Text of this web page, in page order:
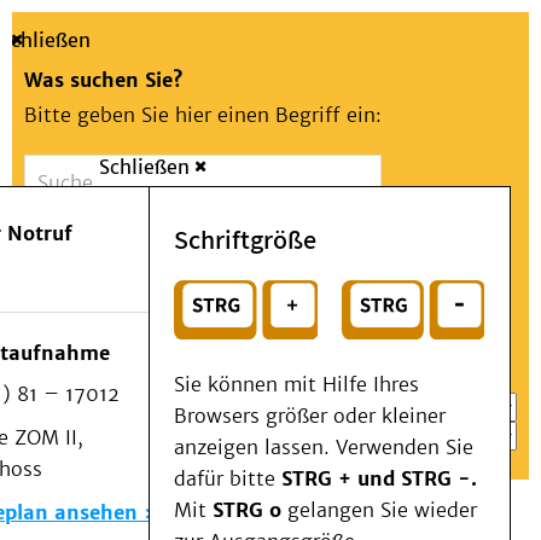
Suche
Schließen
Was suchen Sie?
Bitte geben Sie hier einen Begriff ein:
Suchen
oder
Wählen Sie ein Thema für Ihren Schnelleinstieg
Notfall
Schließen
Notruf
81 – 17012
ZOM II,
ansehen
Schriftgröße
Sie können mit Hilfe Ihres
Browsers größer oder kleiner
anzeigen lassen. Verwenden Sie
dafür bitte STRG + und STRG -.
Mit STRG o gelangen Sie wieder
Menü
Patienten & Besucher
Kliniken/Institute/Zentren
Als Patient am UKD
Beratung und Unterstützung
Veranstaltungen
Kommunikation im Medizinwesen (KIM)
Notfall
Forschung & Lehre